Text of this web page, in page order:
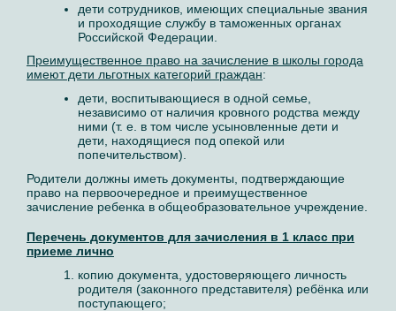
дети сотрудников, имеющих специальные звания
и проходящие службу в таможенных органах
Российской Федерации.
Преимущественное право на зачисление в школы города
имеют дети льготных категорий граждан:
дети, воспитывающиеся в одной семье,
независимо от наличия кровного родства между
ними (т. е. в том числе усыновленные дети и
дети, находящиеся под опекой или
попечительством).
Родители должны иметь документы, подтверждающие
право на первоочередное и преимущественное
зачисление ребенка в общеобразовательное учреждение.
Перечень документов для зачисления в 1 класс при
приеме лично
копию документа, удостоверяющего личность
родителя (законного представителя) ребёнка или
поступающего;